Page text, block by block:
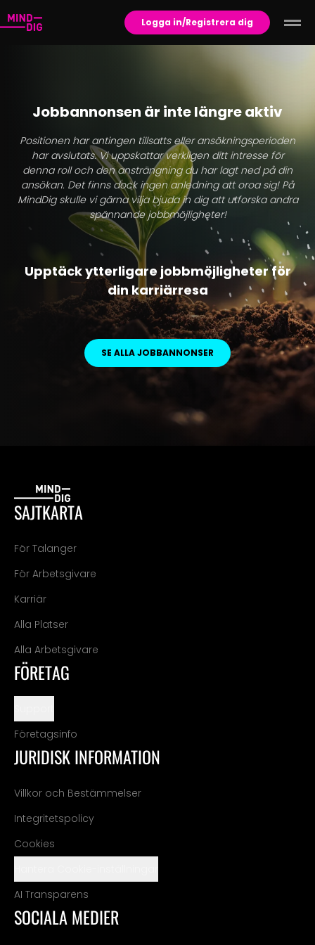
Logga in/Registrera dig
Jobbannonsen är inte längre aktiv
Positionen har antingen tillsatts eller ansökningsperioden
har avslutats. Vi uppskattar verkligen ditt intresse för
denna roll och den ansträngning du har lagt ned på din
ansökan. Det finns dock ingen anledning att oroa sig! På
MindDig skulle vi gärna vilja bjuda in dig att utforska andra
spännande jobbmöjligheter!
Upptäck ytterligare jobbmöjligheter för
din karriärresa
SE ALLA JOBBANNONSER
SAJTKARTA
För Talanger
För Arbetsgivare
Karriär
Alla Platser
Alla Arbetsgivare
FÖRETAG
Företagsinfo
JURIDISK INFORMATION
Villkor och Bestämmelser
Integritetspolicy
Cookies
AI Transparens
SOCIALA MEDIER